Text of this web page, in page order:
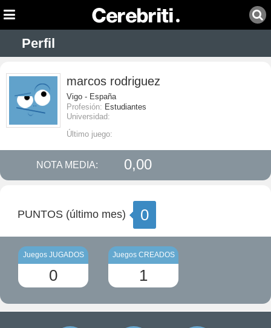
Perfil
marcos rodriguez
Vigo - España
Profesión: Estudiantes
Universidad:
Último juego:
NOTA MEDIA: 0,00
PUNTOS (último mes) 0
Juegos JUGADOS
0
Juegos CREADOS
1